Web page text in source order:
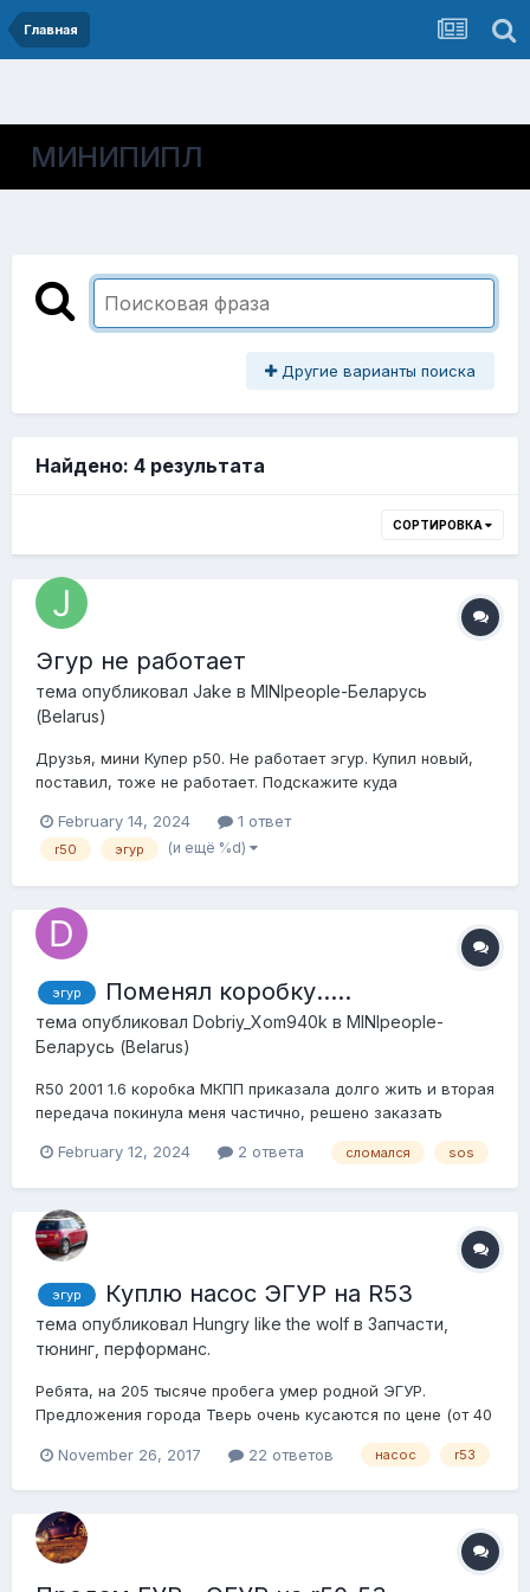
Главная
МИНИПИПЛ
Другие варианты поиска
Найдено: 4 результата
СОРТИРОВКА
Эгур не работает
тема опубликовал Jake в MINIpeople-Беларусь
(Belarus)
Друзья, мини Купер р50. Не работает эгур. Купил новый,
поставил, тоже не работает. Подскажите куда
которая подключается к гуру (питание вроде как)
приходит ток 12А. А вот что за 2 фишка понятия не имею,
February 14, 2024 1 ответ
r50 эгур (и ещё %d)
эгур Поменял коробку…..
тема опубликовал Dobriy_Xom940k в MINIpeople-
Беларусь (Belarus)
R50 2001 1.6 коробка МКПП приказала долго жить и вторая
передача покинула меня частично, решено заказать
радость и настал час ее впихнуть… заехал СВОИМ
отключил и открутил ЭГУР и отложил его в ст...
February 12, 2024 2 ответа сломался sos
эгур Куплю насос ЭГУР на R53
тема опубликовал Hungry like the wolf в Запчасти,
тюнинг, перформанс.
Ребята, на 205 тысяче пробега умер родной ЭГУР.
Предложения города Тверь очень кусаются по цене (от 40
в частности) завалялся таковой, или кто нибудь знает где
вышеуказанный. Заранее спаси...
November 26, 2017 22 ответов насос r53